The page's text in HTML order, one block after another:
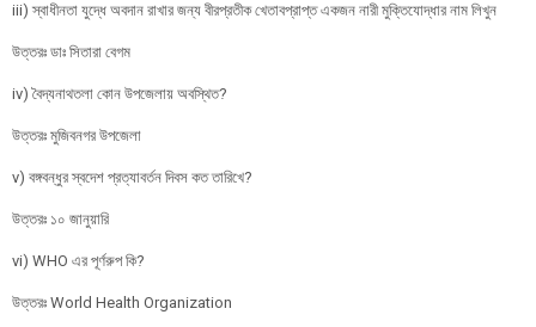
iii) স্বাধীনতা যুদ্ধে অবদান রাখার জন্য বীরপ্রতীক খেতাবপ্রাপ্ত একজন নারী মুক্তিযোদ্ধার নাম লিখুন
উত্তরঃ ডাঃ সিতারা বেগম
iv) বৈদ্যনাথতলা কোন উপজেলায় অবস্থিত?
উত্তরঃ মুজিবনগর উপজেলা
v) বঙ্গবন্ধুর স্বদেশ প্রত্যাবর্তন দিবস কত তারিখে?
উত্তরঃ ১০ জানুয়ারি
vi) WHO এর পূর্ণরুপ কি?
উত্তরঃ World Health Organization